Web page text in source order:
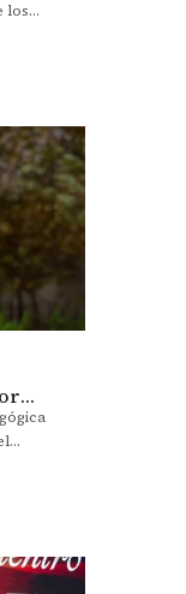
los